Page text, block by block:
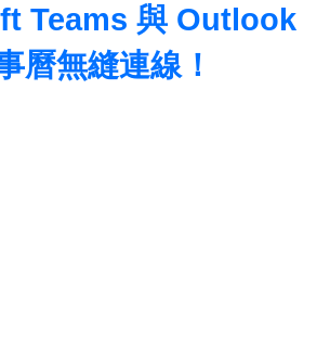
i
Teams 與 Outlook
曆無縫連線！